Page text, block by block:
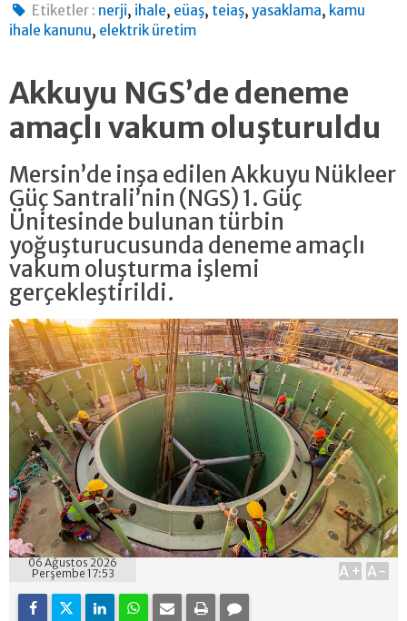
Etiketler : nerji, ihale, eüaş, teiaş,yasaklama, kamu
ihale kanunu, elektrik üretim
Akkuyu NGS’de deneme
amaçlı vakum oluşturuldu
Mersin’de inşa edilen Akkuyu Nükleer
Güç Santrali’nin (NGS) 1. Güç
Ünitesinde bulunan türbin
yoğuşturucusunda deneme amaçlı
vakum oluşturma işlemi
gerçekleştirildi.
06 Ağustos 2026
Perşembe 17:53
A+ A-